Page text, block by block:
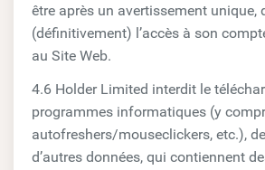
être après un avertissement unique,
(définitivement) l’accès à son
au Site Web.
4.6 Holder Limited interdit le
programmes informatiques (y
autofreshers/mouseclickers, etc.),
d’autres données, qui contiennent